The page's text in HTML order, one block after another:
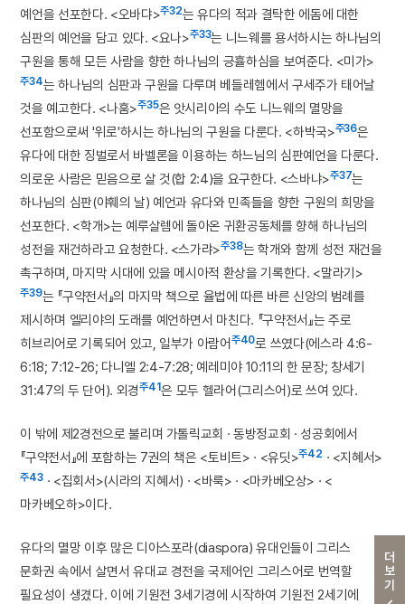
더보기
예언을 선포한다. <오바댜>주32는 유다의 적과 결탁한 에돔에 대한
심판의 예언을 담고 있다. <요나>주33는 니느웨를 용서하시는 하나님의
구원을 통해 모든 사람을 향한 하나님의 긍휼하심을 보여준다. <미가>
주34는 하나님의 심판과 구원을 다루며 베들레헴에서 구세주가 태어날
것을 예고한다. <나훔>주35은 앗시리아의 수도 니느웨의 멸망을
선포함으로써 '위로'하시는 하나님의 구원을 다룬다. <하박국>주36은
유다에 대한 징벌로서 바벨론을 이용하는 하느님의 심판예언을 다룬다.
의로운 사람은 믿음으로 살 것(합 2:4)을 요구한다. <스바냐>주37는
하나님의 심판(야훼의 날) 예언과 유다와 민족들을 향한 구원의 희망을
선포한다. <학개>는 예루살렘에 돌아온 귀환공동체를 향해 하나님의
성전을 재건하라고 요청한다. <스가랴>주38는 학개와 함께 성전 재건을
촉구하며, 마지막 시대에 있을 메시아적 환상을 기록한다. <말라기>
주39는 『구약전서』의 마지막 책으로 율법에 따른 바른 신앙의 범례를
제시하며 엘리야의 도래를 예언하면서 마친다. 『구약전서』는 주로
히브리어로 기록되어 있고, 일부가 아람어주40로 쓰였다(에스라 4:6-
6:18; 7:12-26; 다니엘 2:4-7:28; 예레미야 10:11의 한 문장; 창세기
31:47의 두 단어). 외경주41은 모두 헬라어(그리스어)로 쓰여 있다.
이 밖에 제2경전으로 불리며 가톨릭교회 · 동방정교회 · 성공회에서
『구약전서』에 포함하는 7권의 책은 <토비트> · <유딧>주42 · <지혜서>
주43 · <집회서>(시라의 지혜서) · <바룩> · <마카베오상> · <
마카베오하>이다.
유다의 멸망 이후 많은 디아스포라(diaspora) 유대인들이 그리스
문화권 속에서 살면서 유대교 경전을 국제어인 그리스어로 번역할
필요성이 생겼다. 이에 기원전 3세기경에 시작하여 기원전 2세기에